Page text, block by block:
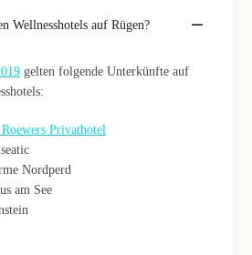
Wellnesshotels auf Rügen?
gelten folgende Unterkünfte auf
Privathotel
Nordperd
am See